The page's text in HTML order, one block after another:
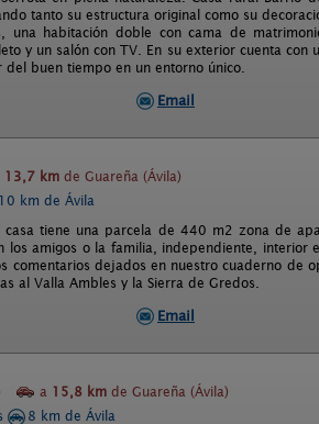
tanto su estructura original como su
una habitación doble con cama de
y un salón con TV. En su exterior cuenta
buen tiempo en un entorno único.
Email
13,7 km de Guareña (Ávila)
10 km de Ávila
tiene una parcela de 440 m2 zona de
los amigos o la familia, independiente,
comentarios dejados en nuestro cuaderno de
al Valla Ambles y la Sierra de Gredos.
Email
a 15,8 km de Guareña (Ávila)
8 km de Ávila